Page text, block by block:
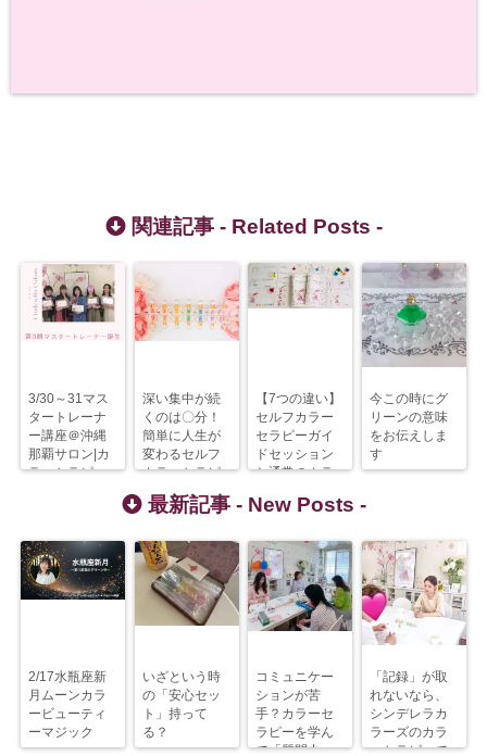
関連記事 - Related Posts -
3/30～31マス
タートレーナ
ー講座＠沖縄
那覇サロン|カ
ラーセラピー
深い集中が続
くのは〇分！
簡単に人生が
変わるセルフ
カラーセラピ
ー
【7つの違い】
セルフカラー
セラピーガイ
ドセッション
と通常のカラ
今この時にグ
リーンの意味
をお伝えしま
す
最新記事 - New Posts -
2/17水瓶座新
月ムーンカラ
ービューティ
ーマジック
いざという時
の「安心セッ
ト」持って
る？
コミュニケー
ションが苦
手？カラーセ
ラピーを学ん
で「質問力」
「記録」が取
れないなら、
シンデレラカ
ラーズのカラ
ーセラピーで